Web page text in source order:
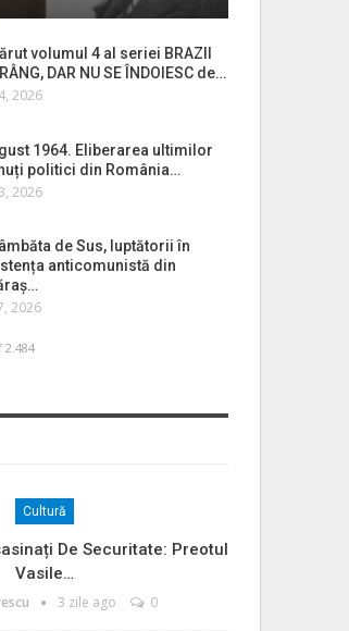
volumul 4 al seriei BRAZII
DAR NU SE ÎNDOIESC de…
2026
1964. Eliberarea ultimilor
politici din România…
2026
de Sus, luptătorii în
anticomunistă din
2026
2.484
Cultură
De Securitate: Preotul
Vasile…
3 zile ago 0